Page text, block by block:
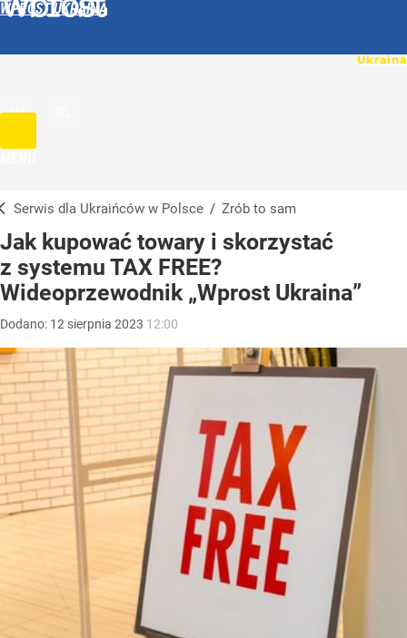
WPROST UKRAINA
UA
Serwis dla Ukraińców w Polsce / Zrób to sam
Jak kupować towary i skorzystać
z systemu TAX FREE?
Wideoprzewodnik „Wprost Ukraina”
Dodano: 12 sierpnia 2023 12:00